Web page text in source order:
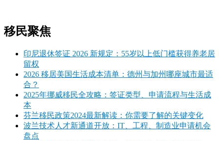
移民聚焦
印尼退休签证 2026 新规定：55岁以上低门槛获得养老居
留权
2026 移居美国生活成本清单：德州与加州哪座城市最适
合？
2025年挪威移民全攻略：签证类型、申请流程与生活成
本
芬兰移民政策2024最新解读：你需要了解的关键变化
波兰技术人才新通道开放：IT、工程、制造业申请机会
盘点